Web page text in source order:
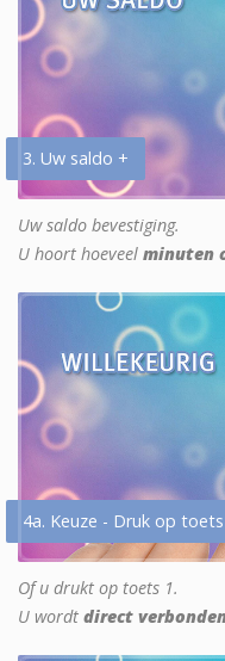
3. Uw saldo +
Uw saldo bevestiging.
U hoort hoeveel minuten
4a. Keuze - Druk op
Of u drukt op toets 1.
U wordt direct